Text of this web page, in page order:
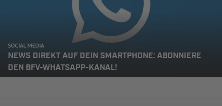
SOCIAL MEDIA
NEWS DIREKT AUF DEIN SMARTPHONE: ABONNIERE
DEN BFV-WHATSAPP-KANAL!